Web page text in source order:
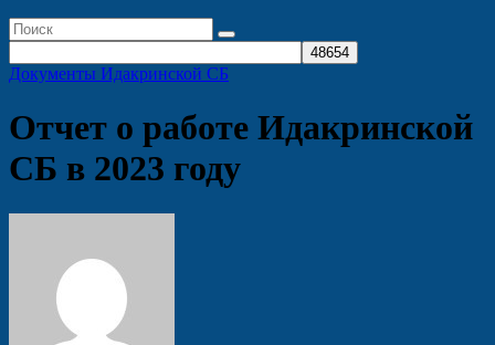
Документы Идакринской СБ
Отчет о работе Идакринской
СБ в 2023 году